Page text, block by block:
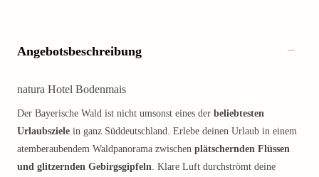
Angebotsbeschreibung
natura Hotel Bodenmais
Der Bayerische Wald ist nicht umsonst eines der beliebtesten
Urlaubsziele in ganz Süddeutschland. Erlebe deinen Urlaub in einem
atemberaubendem Waldpanorama zwischen plätschernden Flüssen
und glitzernden Gebirgsgipfeln. Klare Luft durchströmt deine